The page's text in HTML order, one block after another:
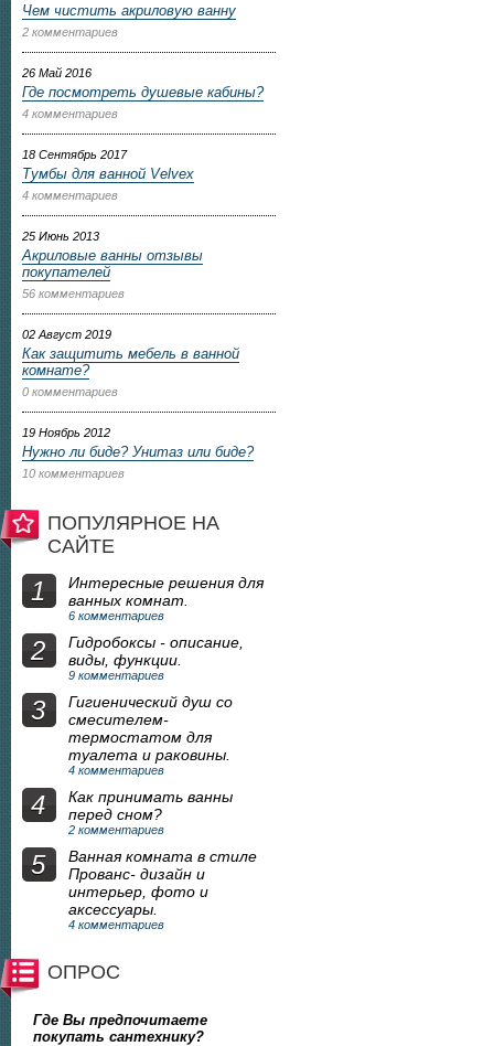
Чем чистить акриловую ванну
2 комментариев
26 Май 2016
Где посмотреть душевые кабины?
4 комментариев
18 Сентябрь 2017
Тумбы для ванной Velvex
4 комментариев
25 Июнь 2013
Акриловые ванны отзывы
покупателей
56 комментариев
02 Август 2019
Как защитить мебель в ванной
комнате?
0 комментариев
19 Ноябрь 2012
Нужно ли биде? Унитаз или биде?
10 комментариев
ПОПУЛЯРНОЕ НА
САЙТЕ
1
Интересные решения для
ванных комнат.
6 комментариев
2
Гидробоксы - описание,
виды, функции.
9 комментариев
3
Гигиенический душ со
смесителем-
термостатом для
туалета и раковины.
4 комментариев
4
Как принимать ванны
перед сном?
2 комментариев
5
Ванная комната в стиле
Прованс- дизайн и
интерьер, фото и
аксессуары.
4 комментариев
ОПРОС
Где Вы предпочитаете
покупать сантехнику?